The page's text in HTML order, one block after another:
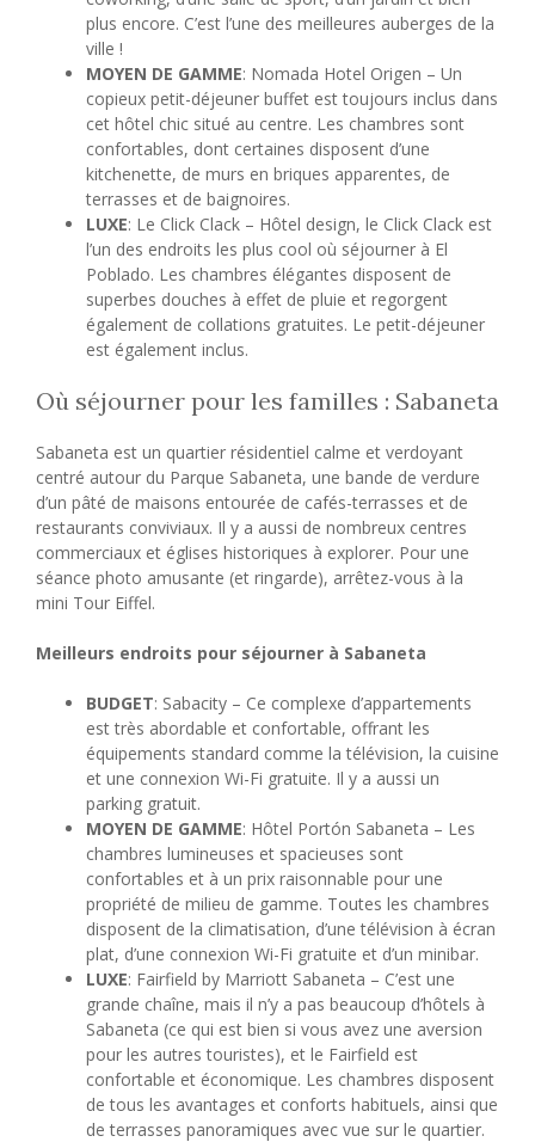
plus encore. C’est l’une des meilleures auberges de la
ville !
MOYEN DE GAMME: Nomada Hotel Origen – Un
copieux petit-déjeuner buffet est toujours inclus dans
cet hôtel chic situé au centre. Les chambres sont
confortables, dont certaines disposent d’une
kitchenette, de murs en briques apparentes, de
terrasses et de baignoires.
LUXE: Le Click Clack – Hôtel design, le Click Clack est
l’un des endroits les plus cool où séjourner à El
Poblado. Les chambres élégantes disposent de
superbes douches à effet de pluie et regorgent
également de collations gratuites. Le petit-déjeuner
est également inclus.
Où séjourner pour les familles : Sabaneta
Sabaneta est un quartier résidentiel calme et verdoyant
centré autour du Parque Sabaneta, une bande de verdure
d’un pâté de maisons entourée de cafés-terrasses et de
restaurants conviviaux. Il y a aussi de nombreux centres
commerciaux et églises historiques à explorer. Pour une
séance photo amusante (et ringarde), arrêtez-vous à la
mini Tour Eiffel.
Meilleurs endroits pour séjourner à Sabaneta
BUDGET: Sabacity – Ce complexe d’appartements
est très abordable et confortable, offrant les
équipements standard comme la télévision, la cuisine
et une connexion Wi-Fi gratuite. Il y a aussi un
parking gratuit.
MOYEN DE GAMME: Hôtel Portón Sabaneta – Les
chambres lumineuses et spacieuses sont
confortables et à un prix raisonnable pour une
propriété de milieu de gamme. Toutes les chambres
disposent de la climatisation, d’une télévision à écran
plat, d’une connexion Wi-Fi gratuite et d’un minibar.
LUXE: Fairfield by Marriott Sabaneta – C’est une
grande chaîne, mais il n’y a pas beaucoup d’hôtels à
Sabaneta (ce qui est bien si vous avez une aversion
pour les autres touristes), et le Fairfield est
confortable et économique. Les chambres disposent
de tous les avantages et conforts habituels, ainsi que
de terrasses panoramiques avec vue sur le quartier.